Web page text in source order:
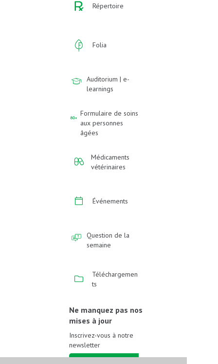
Répertoire
Folia
Auditorium | e-
learnings
Formulaire de soins
aux personnes
âgées
Médicaments
vétérinaires
Événements
Question de la
semaine
Téléchargemen
ts
Ne manquez pas nos
mises à jour
Inscrivez-vous à notre
newsletter